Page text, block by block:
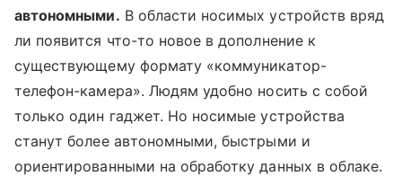
автономными. В области носимых устройств вряд
ли появится что-то новое в дополнение к
существующему формату «коммуникатор-
телефон-камера». Людям удобно носить с собой
только один гаджет. Но носимые устройства
станут более автономными, быстрыми и
ориентированными на обработку данных в облаке.